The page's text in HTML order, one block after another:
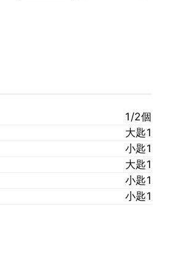
1/2個
大匙1
小匙1
大匙1
小匙1
小匙1